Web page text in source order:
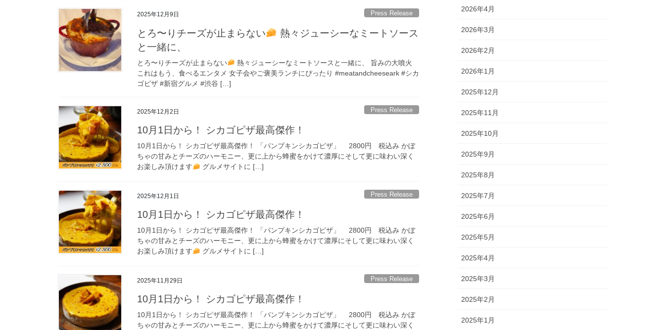
2025年12月9日 Press Release
とろ〜りチーズが止まらない
熱々ジューシーなミートソース
と一緒に、
とろ〜りチーズが止まらない
熱々ジューシーなミートソースと一緒に、 旨みの大噴火
これはもう、食べるエンタメ 女子会やご褒美ランチにぴったり #meatandcheeseark #シカ
ゴピザ #新宿グルメ #渋谷 […]
2025年12月2日 Press Release
10月1日から！ シカゴピザ最高傑作！
10月1日から！ シカゴピザ最高傑作！ 「パンプキンシカゴピザ」 2800円 税込み かぼ
ちゃの甘みとチーズのハーモニー、更に上から蜂蜜をかけて濃厚にそして更に味わい深く
お楽しみ頂けます
グルメサイトに […]
2025年12月1日 Press Release
10月1日から！ シカゴピザ最高傑作！
10月1日から！ シカゴピザ最高傑作！ 「パンプキンシカゴピザ」 2800円 税込み かぼ
ちゃの甘みとチーズのハーモニー、更に上から蜂蜜をかけて濃厚にそして更に味わい深く
お楽しみ頂けます
グルメサイトに […]
2025年11月29日 Press Release
10月1日から！ シカゴピザ最高傑作！
10月1日から！ シカゴピザ最高傑作！ 「パンプキンシカゴピザ」 2800円 税込み かぼ
ちゃの甘みとチーズのハーモニー、更に上から蜂蜜をかけて濃厚にそして更に味わい深く
2026年4月
2026年3月
2026年2月
2026年1月
2025年12月
2025年11月
2025年10月
2025年9月
2025年8月
2025年7月
2025年6月
2025年5月
2025年4月
2025年3月
2025年2月
2025年1月